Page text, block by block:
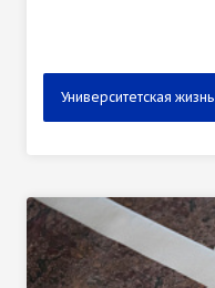
Университетская жизнь